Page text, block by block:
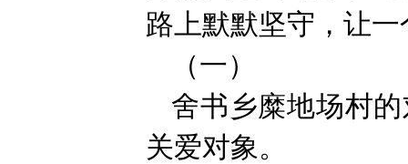
路上默默坚守，让
（一）
舍书乡糜地场村
关爱对象。